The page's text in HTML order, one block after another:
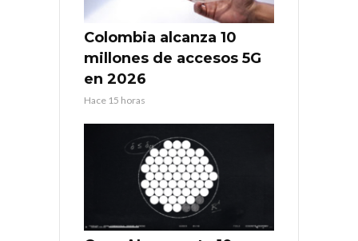
Colombia alcanza 10
millones de accesos 5G
en 2026
Hace 15 horas